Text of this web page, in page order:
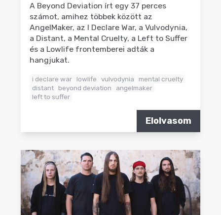
A Beyond Deviation írt egy 37 perces
számot, amihez többek között az
AngelMaker, az I Declare War, a Vulvodynia,
a Distant, a Mental Cruelty, a Left to Suffer
és a Lowlife frontemberei adták a
hangjukat.
i declare war lowlife vulvodynia
mental cruelty
distant beyond deviation
angelmaker
left to suffer
Elolvasom